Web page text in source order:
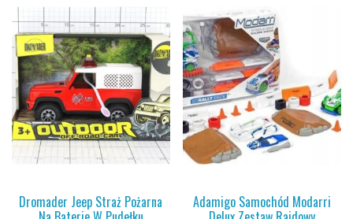
Dromader Jeep Straż Pożarna Adamigo Samochód Modarri